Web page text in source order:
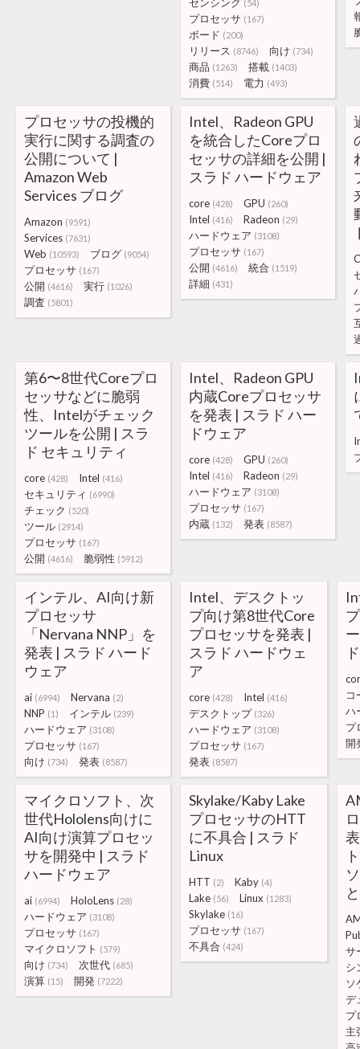
(54)
プロセッサ (167)
ボード (200)
リリース (8746) 向け (734)
商品 (1263) 搭載 (1403)
消費 (514) 電力 (493)
プロセッサの投機的
実行に関する調査の
公開について |
Amazon Web
Services ブログ
Amazon (9591)
Services (7631)
Web (10593) ブログ (9054)
プロセッサ (167)
公開 (4616) 実行 (1026)
調査 (5801)
Intel、Radeon GPU
を統合したCoreプロ
セッサの詳細を公開 |
スラド ハードウェア
core (428) GPU (260)
Intel (416) Radeon (29)
ハードウェア (3108)
プロセッサ (167)
公開 (4616) 統合 (1519)
詳細 (431)
第6〜8世代Coreプロ
セッサなどに脆弱
性、Intelがチェック
ツールを公開 | スラ
ド セキュリティ
core (428) Intel (416)
セキュリティ (6990)
チェック (520)
ツール (2914)
プロセッサ (167)
公開 (4616) 脆弱性 (5912)
Intel、Radeon GPU
内蔵Coreプロセッサ
を発表 | スラド ハー
ドウェア
core (428) GPU (260)
Intel (416) Radeon (29)
ハードウェア (3108)
プロセッサ (167)
内蔵 (132) 発表 (8587)
インテル、AI向け新
プロセッサ
「Nervana NNP」を
発表 | スラド ハード
ウェア
ai (6994) Nervana (2)
NNP (1) インテル (239)
ハードウェア (3108)
プロセッサ (167)
向け (734) 発表 (8587)
Intel、デスクトッ
プ向け第8世代Core
プロセッサを発表 |
スラド ハードウェ
ア
core (428) Intel (416)
デスクトップ (326)
ハードウェア (3108)
プロセッサ (167)
発表 (8587)
コ
ハ
プ
開
マイクロソフト、次
世代Hololens向けに
AI向け演算プロセッ
サを開発中 | スラド
ハードウェア
ai (6994) HoloLens (28)
ハードウェア (3108)
プロセッサ (167)
マイクロソフト (579)
向け (734) 次世代 (685)
演算 (15) 開発 (7222)
Skylake/Kaby Lake
プロセッサのHTT
に不具合 | スラド
Linux
HTT (2) Kaby (4)
Lake (56) Linux (1283)
Skylake (16)
プロセッサ (167)
不具合 (424)
サ
シ
ソ
デ
プ
主